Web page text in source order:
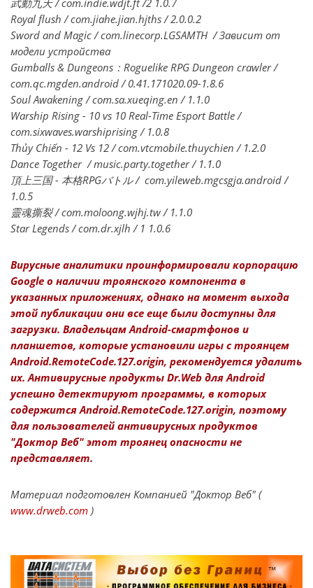
Royal flush / com.jiahe.jian.hjths / 2.0.0.2
Sword and Magic / com.linecorp.LGSAMTH / Зависит от
модели устройства
Gumballs & Dungeons：Roguelike RPG Dungeon crawler /
com.qc.mgden.android / 0.41.171020.09-1.8.6
Soul Awakening / com.sa.xueqing.en / 1.1.0
Warship Rising - 10 vs 10 Real-Time Esport Battle /
com.sixwaves.warshiprising / 1.0.8
Thủy Chiến - 12 Vs 12 / com.vtcmobile.thuychien / 1.2.0
Dance Together / music.party.together / 1.1.0
頂上三国 - 本格RPGバトル / com.yileweb.mgcsgja.android /
1.0.5
靈魂撕裂 / com.moloong.wjhj.tw / 1.1.0
Star Legends / com.dr.xjlh / 1 1.0.6
Вирусные аналитики проинформировали корпорацию
Google о наличии троянского компонента в
указанных приложениях, однако на момент выхода
этой публикации они все еще были доступны для
загрузки. Владельцам Android-смартфонов и
планшетов, которые установили игры с троянцем
Android.RemoteCode.127.origin, рекомендуется удалить
их. Антивирусные продукты Dr.Web для Android
успешно детектируют программы, в которых
содержится Android.RemoteCode.127.origin, поэтому
для пользователей антивирусных продуктов
"Доктор Веб" этот троянец опасности не
представляет.
Материал подготовлен Компанией "Доктор Веб" (
www.drweb.com )